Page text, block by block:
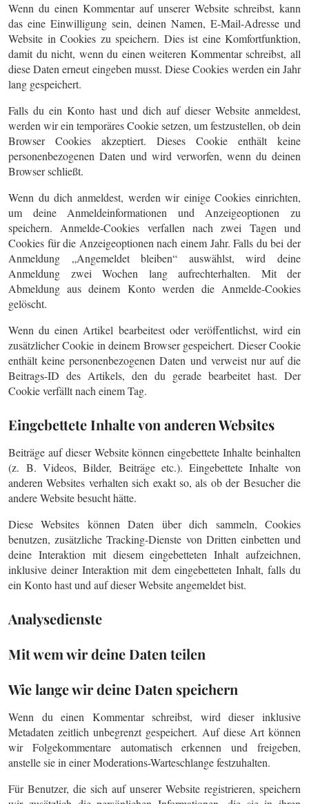
Wenn du einen Kommentar auf unserer Website schreibst, kann
das eine Einwilligung sein, deinen Namen, E-Mail-Adresse und
Website in Cookies zu speichern. Dies ist eine Komfortfunktion,
damit du nicht, wenn du einen weiteren Kommentar schreibst, all
diese Daten erneut eingeben musst. Diese Cookies werden ein Jahr
lang gespeichert.
Falls du ein Konto hast und dich auf dieser Website anmeldest,
werden wir ein temporäres Cookie setzen, um festzustellen, ob dein
Browser Cookies akzeptiert. Dieses Cookie enthält keine
personenbezogenen Daten und wird verworfen, wenn du deinen
Browser schließt.
Wenn du dich anmeldest, werden wir einige Cookies einrichten,
um deine Anmeldeinformationen und Anzeigeoptionen zu
speichern. Anmelde-Cookies verfallen nach zwei Tagen und
Cookies für die Anzeigeoptionen nach einem Jahr. Falls du bei der
Anmeldung „Angemeldet bleiben“ auswählst, wird deine
Anmeldung zwei Wochen lang aufrechterhalten. Mit der
Abmeldung aus deinem Konto werden die Anmelde-Cookies
gelöscht.
Wenn du einen Artikel bearbeitest oder veröffentlichst, wird ein
zusätzlicher Cookie in deinem Browser gespeichert. Dieser Cookie
enthält keine personenbezogenen Daten und verweist nur auf die
Beitrags-ID des Artikels, den du gerade bearbeitet hast. Der
Cookie verfällt nach einem Tag.
Eingebettete Inhalte von anderen Websites
Beiträge auf dieser Website können eingebettete Inhalte beinhalten
(z. B. Videos, Bilder, Beiträge etc.). Eingebettete Inhalte von
anderen Websites verhalten sich exakt so, als ob der Besucher die
andere Website besucht hätte.
Diese Websites können Daten über dich sammeln, Cookies
benutzen, zusätzliche Tracking-Dienste von Dritten einbetten und
deine Interaktion mit diesem eingebetteten Inhalt aufzeichnen,
inklusive deiner Interaktion mit dem eingebetteten Inhalt, falls du
ein Konto hast und auf dieser Website angemeldet bist.
Analysedienste
Mit wem wir deine Daten teilen
Wie lange wir deine Daten speichern
Wenn du einen Kommentar schreibst, wird dieser inklusive
Metadaten zeitlich unbegrenzt gespeichert. Auf diese Art können
wir Folgekommentare automatisch erkennen und freigeben,
anstelle sie in einer Moderations-Warteschlange festzuhalten.
Für Benutzer, die sich auf unserer Website registrieren, speichern